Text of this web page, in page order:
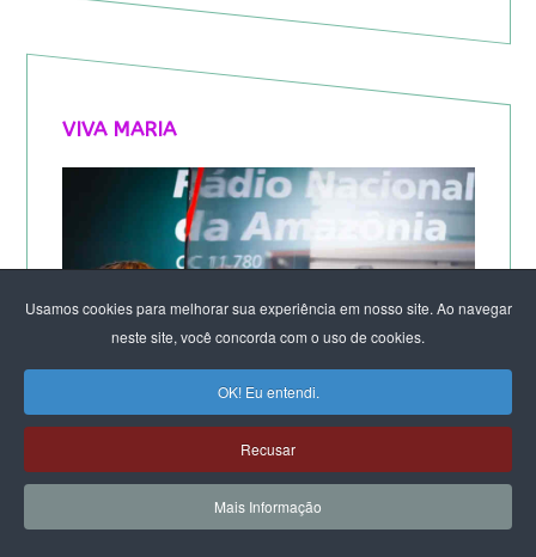
Usamos cookies para melhorar sua experiência em nosso site. Ao navegar
neste site, você concorda com o uso de cookies.
OK! Eu entendi.
Recusar
Mais Informação
VIVA MARIA